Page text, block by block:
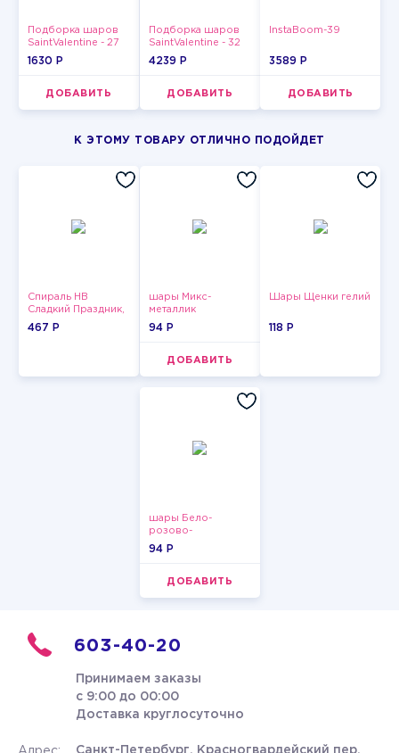
Подборка шаров
SaintValentine - 27
1630 P
ДОБАВИТЬ
Подборка шаров
SaintValentine - 32
4239 P
ДОБАВИТЬ
InstaBoom-39
3589 P
ДОБАВИТЬ
К ЭТОМУ ТОВАРУ ОТЛИЧНО ПОДОЙДЕТ
Спираль HB
Сладкий Праздник,
12 шт.
467 P
шары Микс-
металлик
94 P
ДОБАВИТЬ
Шары Щенки гелий
118 P
шары Бело-
розово-
фиолетово-
94 P
ДОБАВИТЬ
603-40-20
Принимаем заказы
с 9:00 до 00:00
Доставка круглосуточно
Санкт-Петербург, Красногвардейский пер.